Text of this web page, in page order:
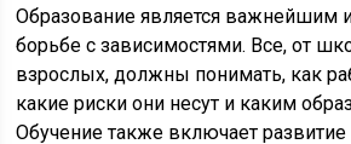
Образование является важнейшим
борьбе с зависимостями. Все, от
взрослых, должны понимать, как
какие риски они несут и каким
Обучение также включает